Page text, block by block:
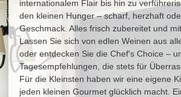
internationalem Flair bis hin zu
den kleinen Hunger – scharf, herzhaft
Geschmack. Alles frisch zubereitet und
Lassen Sie sich von edlen Weinen aus
oder entdecken Sie die Chef's Choice –
Tagesempfehlungen, die stets für
Für die Kleinsten haben wir eine eigene
jeden kleinen Gourmet glücklich macht.